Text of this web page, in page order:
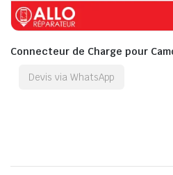
Connecteur de Charge pour
Devis via WhatsApp